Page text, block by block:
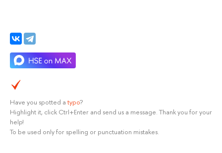
Have you spotted a typo?
Highlight it, click Ctrl+Enter and send us a message. Thank you for your
help!
To be used only for spelling or punctuation mistakes.